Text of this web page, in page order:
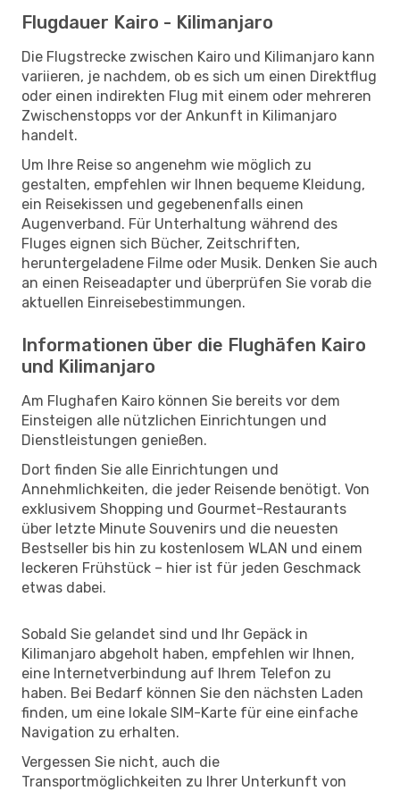
Flugdauer Kairo - Kilimanjaro
Die Flugstrecke zwischen Kairo und Kilimanjaro kann
variieren, je nachdem, ob es sich um einen Direktflug
oder einen indirekten Flug mit einem oder mehreren
Zwischenstopps vor der Ankunft in Kilimanjaro
handelt.
Um Ihre Reise so angenehm wie möglich zu
gestalten, empfehlen wir Ihnen bequeme Kleidung,
ein Reisekissen und gegebenenfalls einen
Augenverband. Für Unterhaltung während des
Fluges eignen sich Bücher, Zeitschriften,
heruntergeladene Filme oder Musik. Denken Sie auch
an einen Reiseadapter und überprüfen Sie vorab die
aktuellen Einreisebestimmungen.
Informationen über die Flughäfen Kairo
und Kilimanjaro
Am Flughafen Kairo können Sie bereits vor dem
Einsteigen alle nützlichen Einrichtungen und
Dienstleistungen genießen.
Dort finden Sie alle Einrichtungen und
Annehmlichkeiten, die jeder Reisende benötigt. Von
exklusivem Shopping und Gourmet-Restaurants
über letzte Minute Souvenirs und die neuesten
Bestseller bis hin zu kostenlosem WLAN und einem
leckeren Frühstück – hier ist für jeden Geschmack
etwas dabei.
Sobald Sie gelandet sind und Ihr Gepäck in
Kilimanjaro abgeholt haben, empfehlen wir Ihnen,
eine Internetverbindung auf Ihrem Telefon zu
haben. Bei Bedarf können Sie den nächsten Laden
finden, um eine lokale SIM-Karte für eine einfache
Navigation zu erhalten.
Vergessen Sie nicht, auch die
Transportmöglichkeiten zu Ihrer Unterkunft von